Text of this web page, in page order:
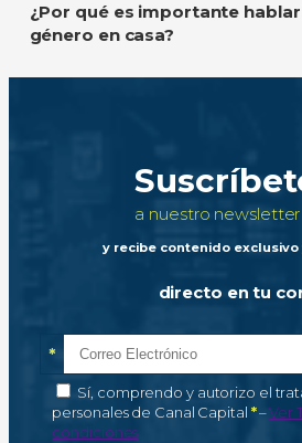
¿Por qué es importante
género en casa?
a nuestro newsletter
y recibe contenido
directo en tu
Correo electrónico
*Campo obligatorio
Autorización de tratamiento de
Sí, comprendo y autorizo el
personales de Canal Capital *–Ver
condiciones